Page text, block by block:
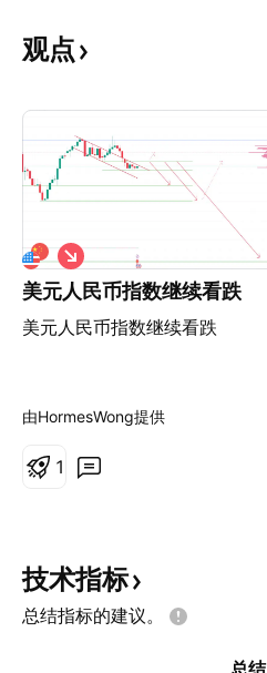
观点
美元人民币指数继续看跌
美元人民币指数继续看跌
做
空
由HormesWong提供
1
技术指标
总结指标的建议。
总结